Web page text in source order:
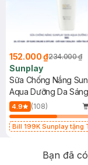
152.000 ₫234.000 ₫
Sunplay
Sữa Chống Nắng
Aqua Dưỡng Da
4.9 (108)
Bill 199K Sunplay tặng
Bạn đã